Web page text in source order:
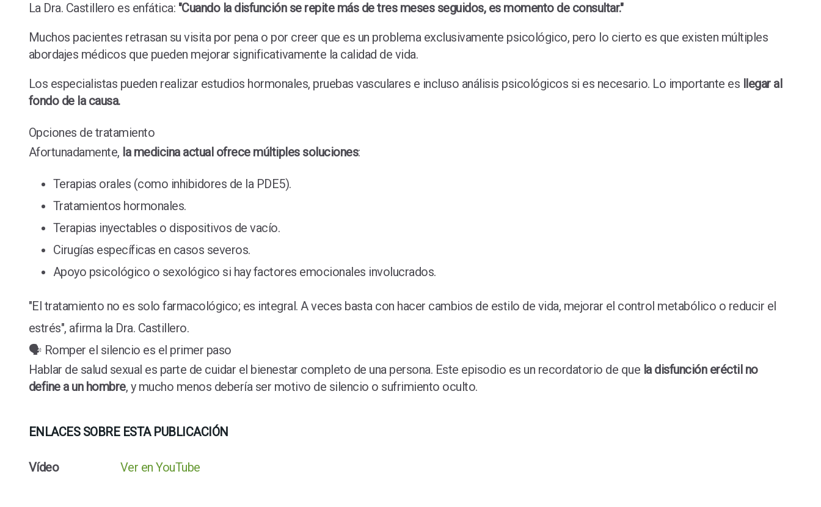
La Dra. Castillero es enfática: "Cuando la disfunción se repite más de tres meses seguidos, es momento de consultar."
Muchos pacientes retrasan su visita por pena o por creer que es un problema exclusivamente psicológico, pero lo cierto es que existen múltiples
abordajes médicos que pueden mejorar significativamente la calidad de vida.
Los especialistas pueden realizar estudios hormonales, pruebas vasculares e incluso análisis psicológicos si es necesario. Lo importante es llegar al
fondo de la causa.
Opciones de tratamiento
Afortunadamente, la medicina actual ofrece múltiples soluciones:
Terapias orales (como inhibidores de la PDE5).
Tratamientos hormonales.
Terapias inyectables o dispositivos de vacío.
Cirugías específicas en casos severos.
Apoyo psicológico o sexológico si hay factores emocionales involucrados.
"El tratamiento no es solo farmacológico; es integral. A veces basta con hacer cambios de estilo de vida, mejorar el control metabólico o reducir el
estrés", afirma la Dra. Castillero.
🗣️ Romper el silencio es el primer paso
Hablar de salud sexual es parte de cuidar el bienestar completo de una persona. Este episodio es un recordatorio de que la disfunción eréctil no
define a un hombre, y mucho menos debería ser motivo de silencio o sufrimiento oculto.
ENLACES SOBRE ESTA PUBLICACIÓN
Vídeo Ver en YouTube